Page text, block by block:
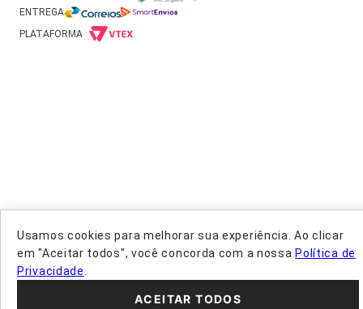
Usamos cookies para melhorar sua experiência. Ao clicar
em "Aceitar todos", você concorda com a nossa Política de
Privacidade
ACEITAR TODOS
ENTREGA
PLATAFORMA